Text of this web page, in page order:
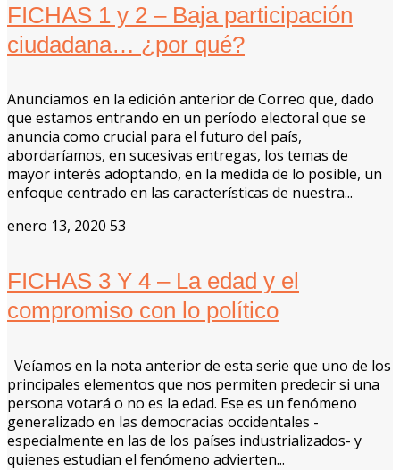
FICHAS 1 y 2 – Baja participación
ciudadana… ¿por qué?
Anunciamos en la edición anterior de Correo que, dado
que estamos entrando en un período electoral que se
anuncia como crucial para el futuro del país,
abordaríamos, en sucesivas entregas, los temas de
mayor interés adoptando, en la medida de lo posible, un
enfoque centrado en las características de nuestra...
enero 13, 2020 53
FICHAS 3 Y 4 – La edad y el
compromiso con lo político
Veíamos en la nota anterior de esta serie que uno de los
principales elementos que nos permiten predecir si una
persona votará o no es la edad. Ese es un fenómeno
generalizado en las democracias occidentales -
especialmente en las de los países industrializados- y
quienes estudian el fenómeno advierten...